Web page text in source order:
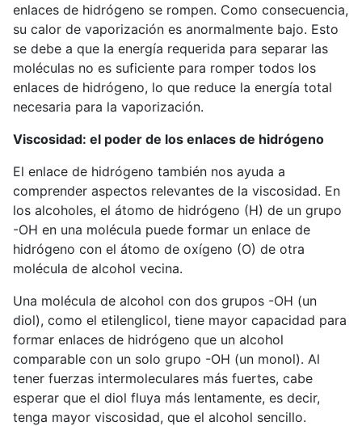
enlaces de hidrógeno se rompen. Como consecuencia,
su calor de vaporización es anormalmente bajo. Esto
se debe a que la energía requerida para separar las
moléculas no es suficiente para romper todos los
enlaces de hidrógeno, lo que reduce la energía total
necesaria para la vaporización.
Viscosidad: el poder de los enlaces de hidrógeno
El enlace de hidrógeno también nos ayuda a
comprender aspectos relevantes de la viscosidad. En
los alcoholes, el átomo de hidrógeno (H) de un grupo
-OH en una molécula puede formar un enlace de
hidrógeno con el átomo de oxígeno (O) de otra
molécula de alcohol vecina.
Una molécula de alcohol con dos grupos -OH (un
diol), como el etilenglicol, tiene mayor capacidad para
formar enlaces de hidrógeno que un alcohol
comparable con un solo grupo -OH (un monol). Al
tener fuerzas intermoleculares más fuertes, cabe
esperar que el diol fluya más lentamente, es decir,
tenga mayor viscosidad, que el alcohol sencillo.